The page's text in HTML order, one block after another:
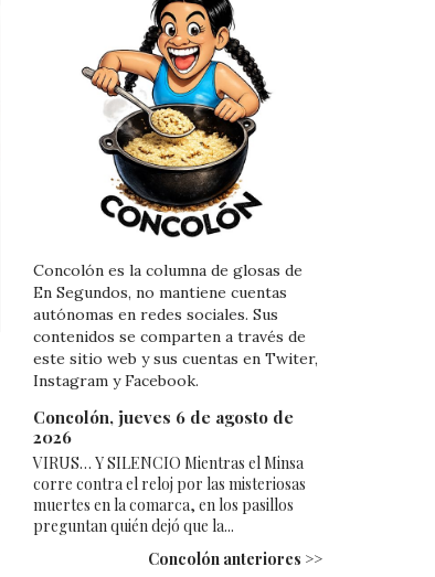
Concolón es la columna de glosas de
En Segundos, no mantiene cuentas
autónomas en redes sociales. Sus
contenidos se comparten a través de
este sitio web y sus cuentas en Twiter,
Instagram y Facebook.
Concolón, jueves 6 de agosto de
2026
VIRUS… Y SILENCIO Mientras el Minsa
corre contra el reloj por las misteriosas
muertes en la comarca, en los pasillos
preguntan quién dejó que la...
Concolón anteriores >>